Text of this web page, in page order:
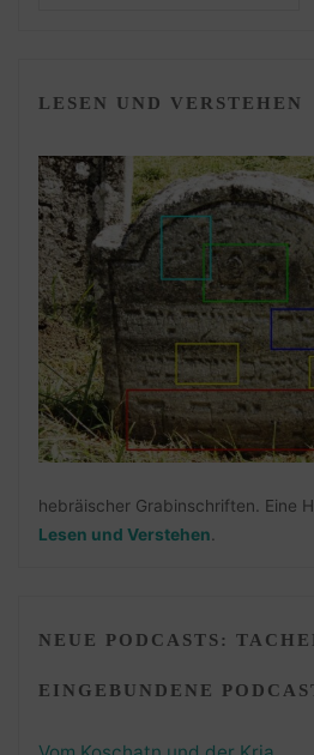
LESEN UND VERSTEHEN
hebräischer Grabinschriften. Eine
Lesen und Verstehen
NEUE PODCASTS:
EINGEBUNDENE